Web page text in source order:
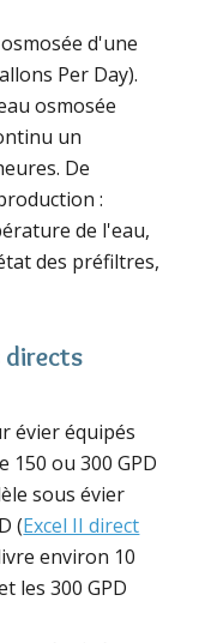
d'une
Per Day).
osmosée
un
De
:
de l'eau,
des préfiltres,
directs
évier équipés
150 ou 300 GPD
sous évier
(Excel II direct
environ 10
les 300 GPD